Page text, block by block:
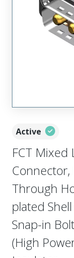
Active
FCT Mixed
Connector,
Through
plated
Snap-in
(High